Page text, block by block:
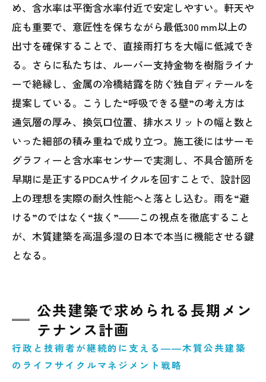
め、含水率は平衡含水率付近で安定しやすい。軒天や
庇も重要で、意匠性を保ちながら最低300 mm以上の
出寸を確保することで、直接雨打ちを大幅に低減でき
る。さらに私たちは、ルーバー支持金物を樹脂ライナ
ーで絶縁し、金属の冷橋結露を防ぐ独自ディテールを
提案している。こうした“呼吸できる壁”の考え方は
通気層の厚み、換気口位置、排水スリットの幅と数と
いった細部の積み重ねで成り立つ。施工後にはサーモ
グラフィーと含水率センサーで実測し、不具合箇所を
早期に是正するPDCAサイクルを回すことで、設計図
上の理想を実際の耐久性能へと落とし込む。雨を“避
ける”のではなく“抜く”――この視点を徹底すること
が、木質建築を高温多湿の日本で本当に機能させる鍵
となる。
公共建築で求められる長期メン
テナンス計画
行政と技術者が継続的に支える――木質公共建築
のライフサイクルマネジメント戦略